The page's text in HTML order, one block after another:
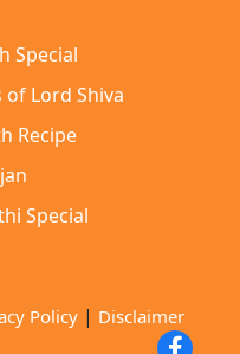
Special
Lord Shiva
Recipe
Special
Policy| Disclaimer